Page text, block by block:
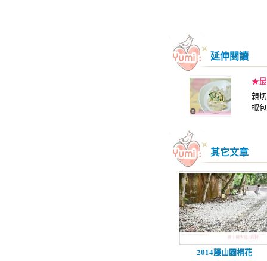
延伸閱讀
★最
親
椒
其它文章
2014藤山園桐花